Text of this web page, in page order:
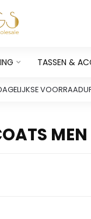
TASSEN &
MEN